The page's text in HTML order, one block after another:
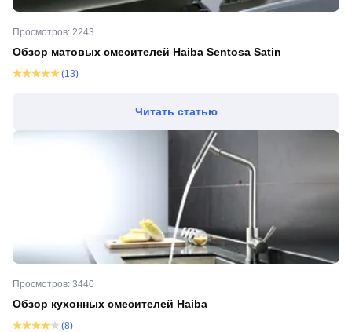
Просмотров: 2243
Обзор матовых смесителей Haiba Sentosa Satin
(13)
Читать статью
Просмотров: 3440
Обзор кухонных смесителей Haiba
(8)